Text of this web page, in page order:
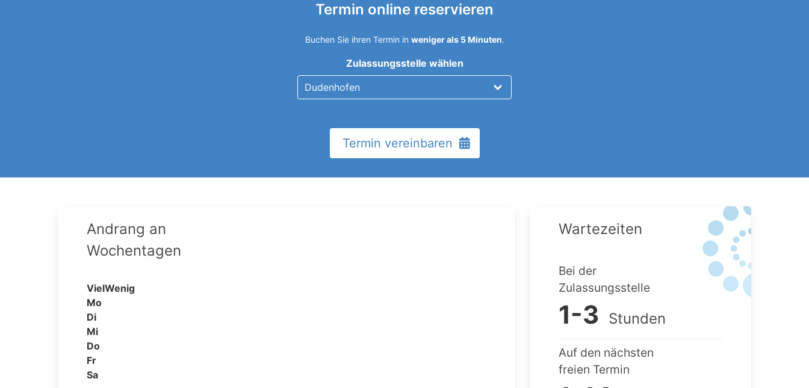
Termin online reservieren
Buchen Sie ihren Termin in weniger als 5 Minuten.
Zulassungsstelle wählen
Termin vereinbaren
Andrang an
Wochentagen
VielWenig
Mo
Di
Mi
Do
Fr
Sa
Wartezeiten
Bei der
Zulassungsstelle
1-3 Stunden
Auf den nächsten
freien Termin